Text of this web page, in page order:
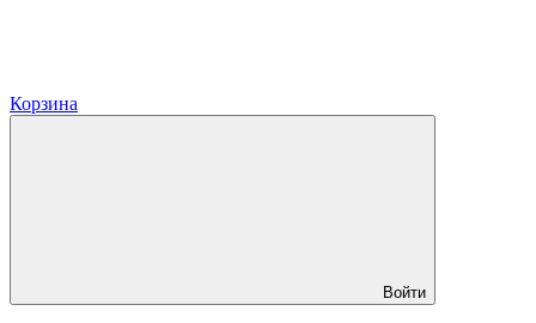
Корзина
Войти